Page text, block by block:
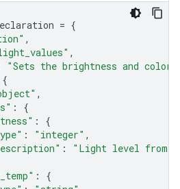
= {
,
,
"Sets the brightness and
{
,
:
{
:
{
: "integer" ,
:
"Light level from
:
{